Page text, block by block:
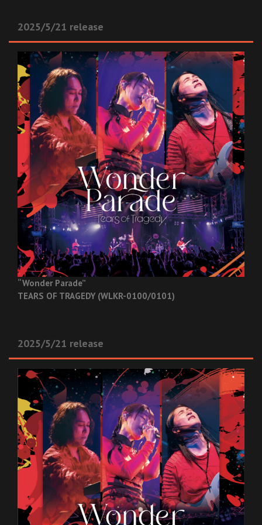
2025/5/21 release
“Wonder Parade”
TEARS OF TRAGEDY (WLKR-0100/0101)
2025/5/21 release